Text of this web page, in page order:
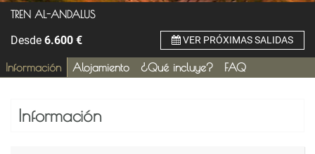
TREN AL-ANDALUS
Desde 6.600 € VER PRÓXIMAS SALIDAS
Información Alojamiento ¿Qué incluye? FAQ
Información